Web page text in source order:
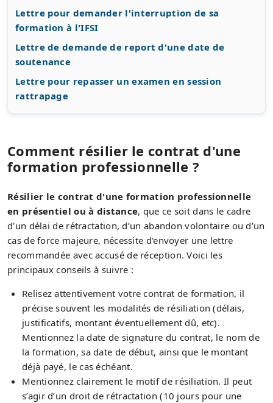
Lettre pour demander l'interruption de sa
formation à l'IFSI
Lettre de demande de report d'une date de
soutenance
Lettre pour repasser un examen en session
rattrapage
Comment résilier le contrat d'une
formation professionnelle ?
Résilier le contrat d'une formation professionnelle
en présentiel ou à distance, que ce soit dans le cadre
d’un délai de rétractation, d’un abandon volontaire ou d’un
cas de force majeure, nécessite d'envoyer une lettre
recommandée avec accusé de réception. Voici les
principaux conseils à suivre :
Relisez attentivement votre contrat de formation, il
précise souvent les modalités de résiliation (délais,
justificatifs, montant éventuellement dû, etc).
Mentionnez la date de signature du contrat, le nom de
la formation, sa date de début, ainsi que le montant
déjà payé, le cas échéant.
Mentionnez clairement le motif de résiliation. Il peut
s’agir d’un droit de rétractation (10 jours pour une